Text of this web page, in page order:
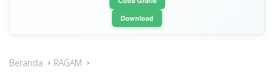
Download
Beranda RAGAM